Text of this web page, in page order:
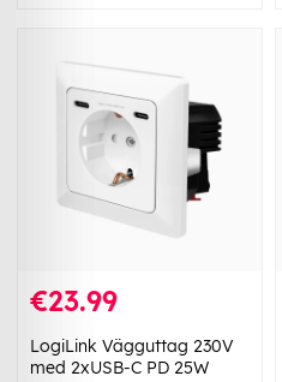
€23.99
LogiLink Vägguttag 230V
med 2xUSB-C PD 25W